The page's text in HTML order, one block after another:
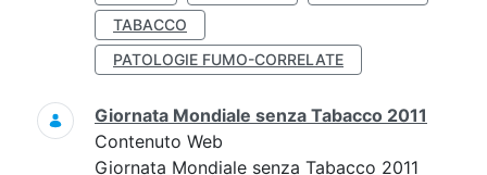
TABACCO
PATOLOGIE FUMO-CORRELATE
Giornata Mondiale senza Tabacco 2011
Contenuto Web
Giornata Mondiale senza Tabacco 2011